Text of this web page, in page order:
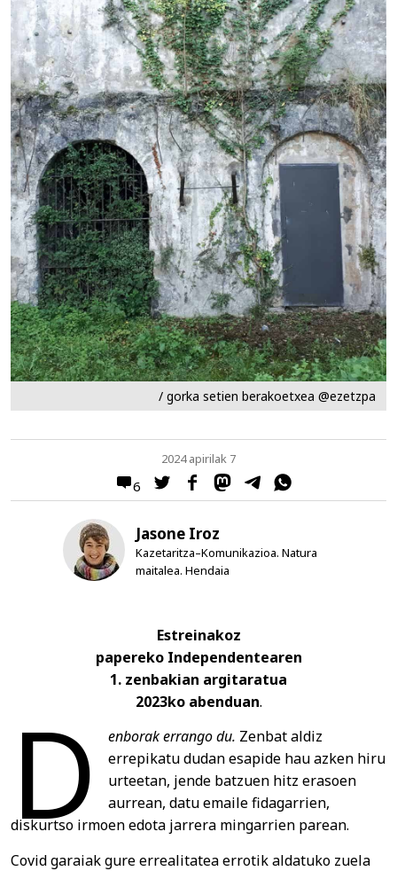
/ gorka setien berakoetxea @ezetzpa
6
2024 apirilak 7
Jasone Iroz
Kazetaritza–Komunikazioa. Natura
maitalea. Hendaia
Estreinakoz
papereko Independentearen
1. zenbakian argitaratua
2023ko abenduan.
D enborak errango du. Zenbat aldiz
errepikatu dudan esapide hau azken hiru
urteetan, jende batzuen hitz erasoen
aurrean, datu emaile fidagarrien,
diskurtso irmoen edota jarrera mingarrien parean.
Covid garaiak gure errealitatea errotik aldatuko zuela